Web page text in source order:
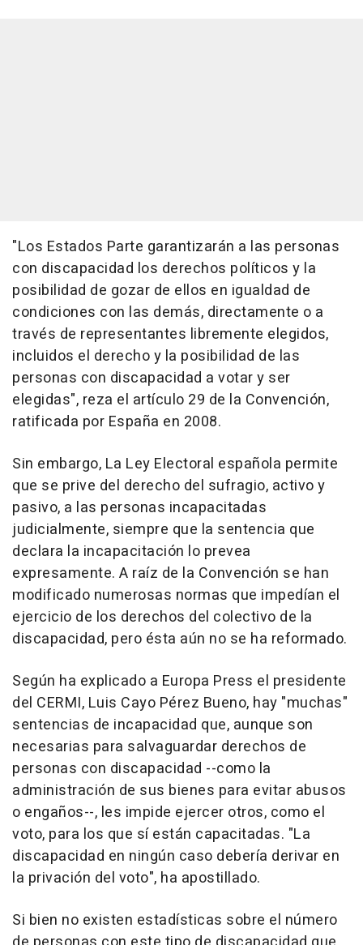
"Los Estados Parte garantizarán a las personas
con discapacidad los derechos políticos y la
posibilidad de gozar de ellos en igualdad de
condiciones con las demás, directamente o a
través de representantes libremente elegidos,
incluidos el derecho y la posibilidad de las
personas con discapacidad a votar y ser
elegidas", reza el artículo 29 de la Convención,
ratificada por España en 2008.
Sin embargo, La Ley Electoral española permite
que se prive del derecho del sufragio, activo y
pasivo, a las personas incapacitadas
judicialmente, siempre que la sentencia que
declara la incapacitación lo prevea
expresamente. A raíz de la Convención se han
modificado numerosas normas que impedían el
ejercicio de los derechos del colectivo de la
discapacidad, pero ésta aún no se ha reformado.
Según ha explicado a Europa Press el presidente
del CERMI, Luis Cayo Pérez Bueno, hay "muchas"
sentencias de incapacidad que, aunque son
necesarias para salvaguardar derechos de
personas con discapacidad --como la
administración de sus bienes para evitar abusos
o engaños--, les impide ejercer otros, como el
voto, para los que sí están capacitadas. "La
discapacidad en ningún caso debería derivar en
la privación del voto", ha apostillado.
Si bien no existen estadísticas sobre el número